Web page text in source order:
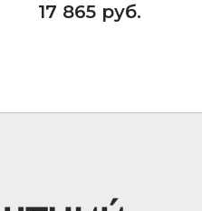
17 865 руб.